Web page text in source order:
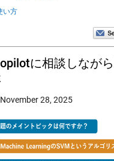
い方
に相談しなが
November 28, 2025